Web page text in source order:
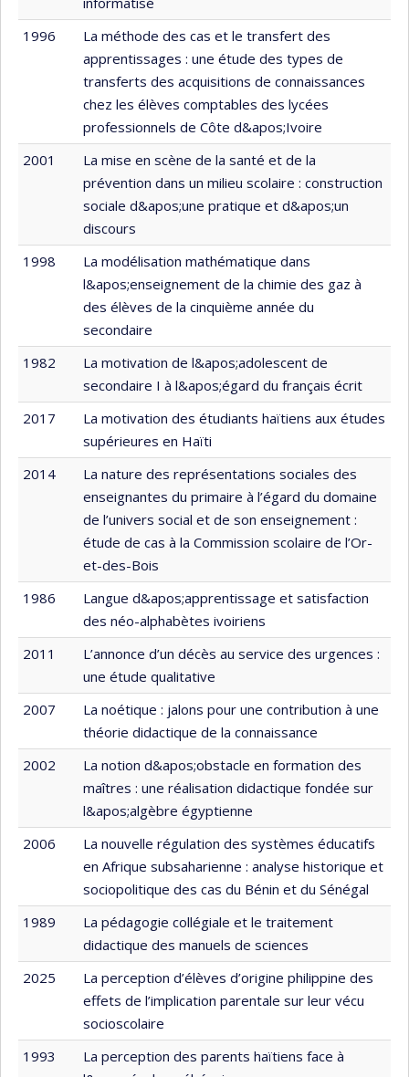
1996
La méthode des cas et le transfert des
apprentissages : une étude des types de
transferts des acquisitions de connaissances
chez les élèves comptables des lycées
professionnels de Côte d&apos;Ivoire
2001
La mise en scène de la santé et de la
prévention dans un milieu scolaire : construction
sociale d&apos;une pratique et d&apos;un
discours
1998
La modélisation mathématique dans
l&apos;enseignement de la chimie des gaz à
des élèves de la cinquième année du
secondaire
1982
La motivation de l&apos;adolescent de
secondaire I à l&apos;égard du français écrit
2017
La motivation des étudiants haïtiens aux études
supérieures en Haïti
2014
La nature des représentations sociales des
enseignantes du primaire à l’égard du domaine
de l’univers social et de son enseignement :
étude de cas à la Commission scolaire de l’Or-
et-des-Bois
1986
Langue d&apos;apprentissage et satisfaction
des néo-alphabètes ivoiriens
2011
L’annonce d’un décès au service des urgences :
une étude qualitative
2007
La noétique : jalons pour une contribution à une
théorie didactique de la connaissance
2002
La notion d&apos;obstacle en formation des
maîtres : une réalisation didactique fondée sur
l&apos;algèbre égyptienne
2006
La nouvelle régulation des systèmes éducatifs
en Afrique subsaharienne : analyse historique et
sociopolitique des cas du Bénin et du Sénégal
1989
La pédagogie collégiale et le traitement
didactique des manuels de sciences
2025
La perception d’élèves d’origine philippine des
effets de l’implication parentale sur leur vécu
socioscolaire
1993
La perception des parents haïtiens face à